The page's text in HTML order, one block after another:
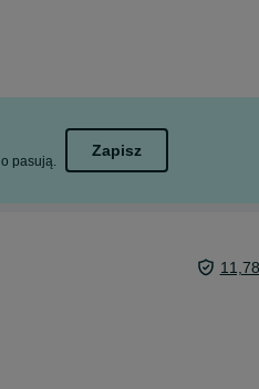
pasują.
Zapisz